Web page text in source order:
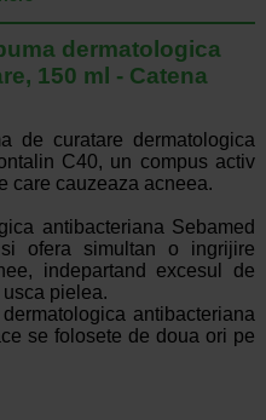
dermatologica
150 ml - Catena
de curatare dermatologica
C40, un compus activ
care cauzeaza acneea.
antibacteriana Sebamed
ofera simultan o ingrijire
indepartand excesul de
pielea.
antibacteriana
se folosete de doua ori pe